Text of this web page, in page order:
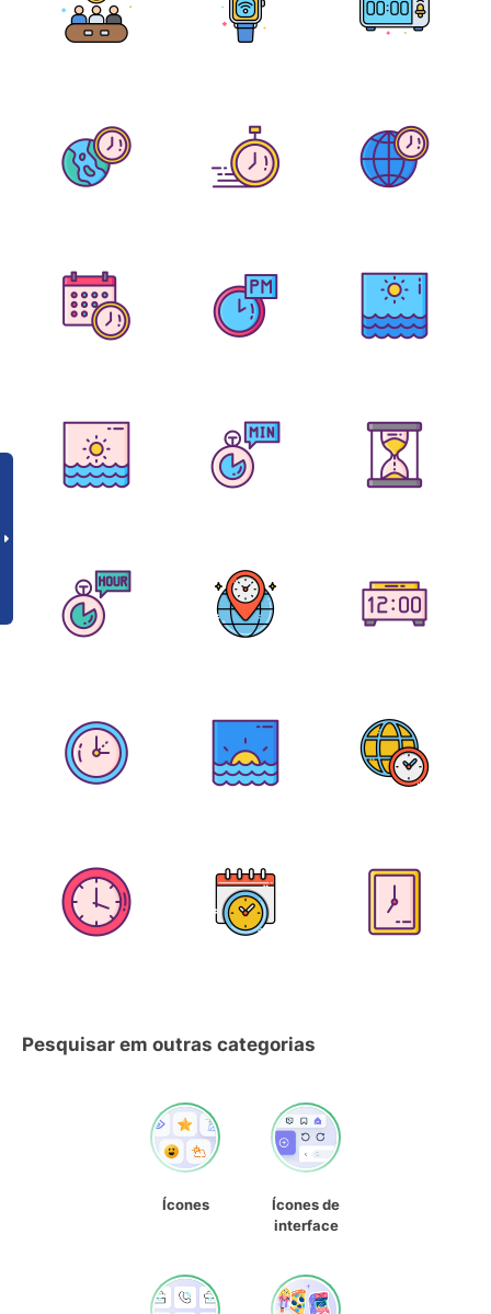
Pesquisar em outras categorias
Ícones
Ícones de
interface